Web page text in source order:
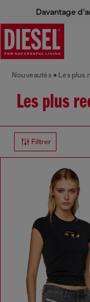
Davantage
Nouveautés Les plus
Les plus
Filtrer